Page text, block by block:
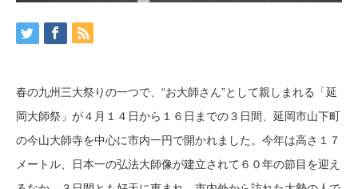
春の九州三大祭りの一つで、“お大師さん”として親しまれる「延
岡大師祭」が４月１４日から１６日までの３日間、延岡市山下町
の今山大師寺を中心に市内一円で開かれました。今年は高さ１７
メートル、日本一の弘法大師像が建立されて６０年の節目を迎え